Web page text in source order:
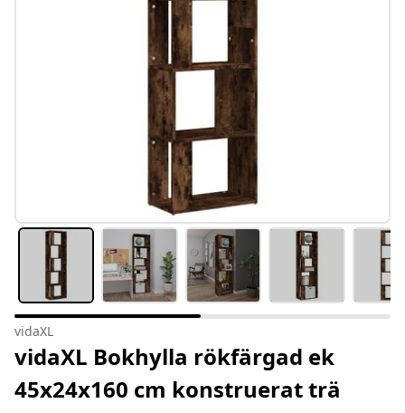
vidaXL
vidaXL Bokhylla rökfärgad ek
45x24x160 cm konstruerat trä